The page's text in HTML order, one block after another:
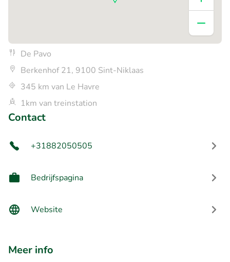
De Pavo
Berkenhof 21, 9100 Sint-Niklaas
345 km van Le Havre
1km van treinstation
Contact
+31882050505
Bedrijfspagina
Website
Meer info